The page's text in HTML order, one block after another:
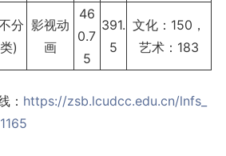
分
)
影视动
画
46
0.7
5
391.
5
文化：150，
艺术：183
： https://zsb.lcudcc.edu.cn/lnfs_